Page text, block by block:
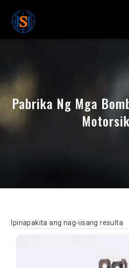
Pabrika Ng Mga
Ipinapakita ang nag-iisang resulta